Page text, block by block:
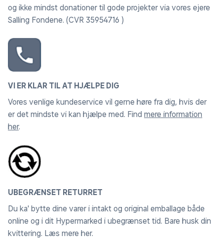
og ikke mindst donationer til gode projekter via vores ejere
Salling Fondene. (CVR 35954716 )
VI ER KLAR TIL AT HJÆLPE DIG
Vores venlige kundeservice vil gerne høre fra dig, hvis der
er det mindste vi kan hjælpe med. Find mere information
her.
UBEGRÆNSET RETURRET
Du ka' bytte dine varer i intakt og original emballage både
online og i dit Hypermarked i ubegrænset tid. Bare husk din
kvittering. Læs mere her.